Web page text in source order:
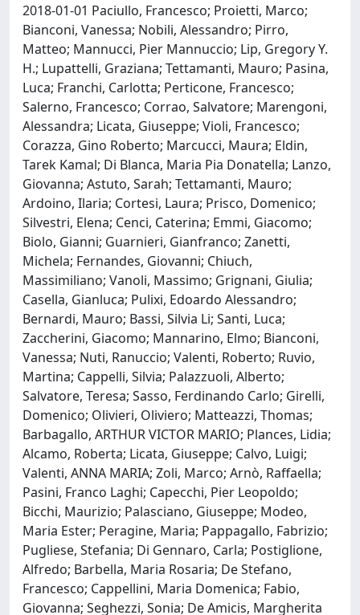
2018-01-01 Paciullo, Francesco; Proietti, Marco;
Bianconi, Vanessa; Nobili, Alessandro; Pirro,
Matteo; Mannucci, Pier Mannuccio; Lip, Gregory Y.
H.; Lupattelli, Graziana; Tettamanti, Mauro; Pasina,
Luca; Franchi, Carlotta; Perticone, Francesco;
Salerno, Francesco; Corrao, Salvatore; Marengoni,
Alessandra; Licata, Giuseppe; Violi, Francesco;
Corazza, Gino Roberto; Marcucci, Maura; Eldin,
Tarek Kamal; Di Blanca, Maria Pia Donatella; Lanzo,
Giovanna; Astuto, Sarah; Tettamanti, Mauro;
Ardoino, Ilaria; Cortesi, Laura; Prisco, Domenico;
Silvestri, Elena; Cenci, Caterina; Emmi, Giacomo;
Biolo, Gianni; Guarnieri, Gianfranco; Zanetti,
Michela; Fernandes, Giovanni; Chiuch,
Massimiliano; Vanoli, Massimo; Grignani, Giulia;
Casella, Gianluca; Pulixi, Edoardo Alessandro;
Bernardi, Mauro; Bassi, Silvia Li; Santi, Luca;
Zaccherini, Giacomo; Mannarino, Elmo; Bianconi,
Vanessa; Nuti, Ranuccio; Valenti, Roberto; Ruvio,
Martina; Cappelli, Silvia; Palazzuoli, Alberto;
Salvatore, Teresa; Sasso, Ferdinando Carlo; Girelli,
Domenico; Olivieri, Oliviero; Matteazzi, Thomas;
Barbagallo, ARTHUR VICTOR MARIO; Plances, Lidia;
Alcamo, Roberta; Licata, Giuseppe; Calvo, Luigi;
Valenti, ANNA MARIA; Zoli, Marco; Arnò, Raffaella;
Pasini, Franco Laghi; Capecchi, Pier Leopoldo;
Bicchi, Maurizio; Palasciano, Giuseppe; Modeo,
Maria Ester; Peragine, Maria; Pappagallo, Fabrizio;
Pugliese, Stefania; Di Gennaro, Carla; Postiglione,
Alfredo; Barbella, Maria Rosaria; De Stefano,
Francesco; Cappellini, Maria Domenica; Fabio,
Giovanna; Seghezzi, Sonia; De Amicis, Margherita